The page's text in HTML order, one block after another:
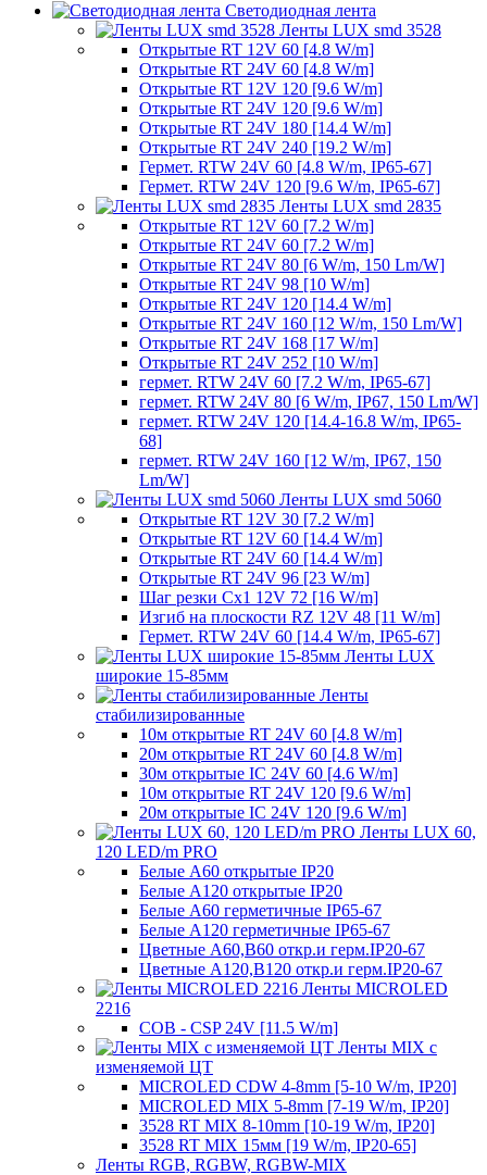
Светодиодная лента
Ленты LUX smd 3528
Открытые RT 12V 60 [4.8 W/m]
Открытые RT 24V 60 [4.8 W/m]
Открытые RT 12V 120 [9.6 W/m]
Открытые RT 24V 120 [9.6 W/m]
Открытые RT 24V 180 [14.4 W/m]
Открытые RT 24V 240 [19.2 W/m]
Гермет. RTW 24V 60 [4.8 W/m, IP65-67]
Гермет. RTW 24V 120 [9.6 W/m, IP65-67]
Ленты LUX smd 2835
Открытые RT 12V 60 [7.2 W/m]
Открытые RT 24V 60 [7.2 W/m]
Открытые RT 24V 80 [6 W/m, 150 Lm/W]
Открытые RT 24V 98 [10 W/m]
Открытые RT 24V 120 [14.4 W/m]
Открытые RT 24V 160 [12 W/m, 150 Lm/W]
Открытые RT 24V 168 [17 W/m]
Открытые RT 24V 252 [10 W/m]
гермет. RTW 24V 60 [7.2 W/m, IP65-67]
гермет. RTW 24V 80 [6 W/m, IP67, 150 Lm/W]
гермет. RTW 24V 120 [14.4-16.8 W/m, IP65-
68]
гермет. RTW 24V 160 [12 W/m, IP67, 150
Lm/W]
Ленты LUX smd 5060
Открытые RT 12V 30 [7.2 W/m]
Открытые RT 12V 60 [14.4 W/m]
Открытые RT 24V 60 [14.4 W/m]
Открытые RT 24V 96 [23 W/m]
Шаг резки Cx1 12V 72 [16 W/m]
Изгиб на плоскости RZ 12V 48 [11 W/m]
Гермет. RTW 24V 60 [14.4 W/m, IP65-67]
Ленты LUX
широкие 15-85мм
Ленты
стабилизированные
10м открытые RT 24V 60 [4.8 W/m]
20м открытые RT 24V 60 [4.8 W/m]
30м открытые IC 24V 60 [4.6 W/m]
10м открытые RT 24V 120 [9.6 W/m]
20м открытые IC 24V 120 [9.6 W/m]
Ленты LUX 60,
120 LED/m PRO
Белые A60 открытые IP20
Белые A120 открытые IP20
Белые A60 герметичные IP65-67
Белые A120 герметичные IP65-67
Цветные A60,B60 откр.и герм.IP20-67
Цветные A120,B120 откр.и герм.IP20-67
Ленты MICROLED
2216
COB - CSP 24V [11.5 W/m]
Ленты MIX с
изменяемой ЦТ
MICROLED CDW 4-8mm [5-10 W/m, IP20]
MICROLED MIX 5-8mm [7-19 W/m, IP20]
3528 RT MIX 8-10mm [10-19 W/m, IP20]
3528 RT MIX 15мм [19 W/m, IP20-65]
Ленты RGB, RGBW, RGBW-MIX